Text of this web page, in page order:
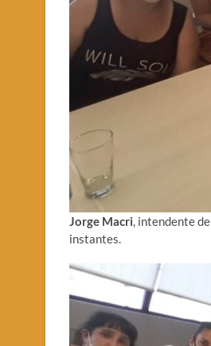
Jorge Macri , intendente
instantes.